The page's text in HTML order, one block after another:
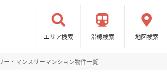
エリア検索 沿線検索 地図検索
ー・マンスリーマンション物件一覧